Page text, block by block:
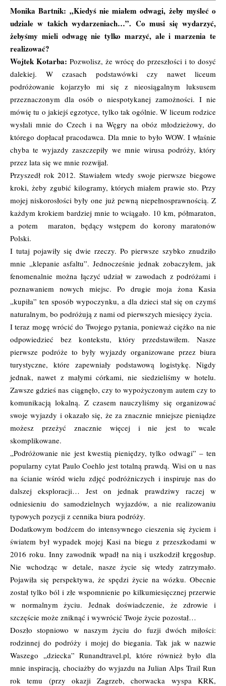
Monika Bartnik: „Kiedyś nie miałem odwagi, żeby myśleć o
udziale w takich wydarzeniach…”. Co musi się wydarzyć,
żebyśmy mieli odwagę nie tylko marzyć, ale i marzenia te
realizować?
Wojtek Kotarba: Pozwolisz, że wrócę do przeszłości i to dosyć
dalekiej. W czasach podstawówki czy nawet liceum
podróżowanie kojarzyło mi się z nieosiągalnym luksusem
przeznaczonym dla osób o niespotykanej zamożności. I nie
mówię tu o jakiejś egzotyce, tylko tak ogólnie. W liceum rodzice
wysłali mnie do Czech i na Węgry na obóz młodzieżowy, do
którego dopłacał pracodawca. Dla mnie to było WOW. I właśnie
chyba te wyjazdy zaszczepiły we mnie wirusa podróży, który
przez lata się we mnie rozwijał.
Przyszedł rok 2012. Stawiałem wtedy swoje pierwsze biegowe
kroki, żeby zgubić kilogramy, których miałem prawie sto. Przy
mojej niskorosłości były one już pewną niepełnosprawnością. Z
każdym krokiem bardziej mnie to wciągało. 10 km, półmaraton,
a potem maraton, będący wstępem do korony maratonów
Polski.
I tutaj pojawiły się dwie rzeczy. Po pierwsze szybko znudziło
mnie „klepanie asfaltu”. Jednocześnie jednak zobaczyłem, jak
fenomenalnie można łączyć udział w zawodach z podróżami i
poznawaniem nowych miejsc. Po drugie moja żona Kasia
„kupiła” ten sposób wypoczynku, a dla dzieci stał się on czymś
naturalnym, bo podróżują z nami od pierwszych miesięcy życia.
I teraz mogę wrócić do Twojego pytania, ponieważ ciężko na nie
odpowiedzieć bez kontekstu, który przedstawiłem. Nasze
pierwsze podróże to były wyjazdy organizowane przez biura
turystyczne, które zapewniały podstawową logistykę. Nigdy
jednak, nawet z małymi córkami, nie siedzieliśmy w hotelu.
Zawsze gdzieś nas ciągnęło, czy to wypożyczonym autem czy to
komunikacją lokalną. Z czasem nauczyliśmy się organizować
swoje wyjazdy i okazało się, że za znacznie mniejsze pieniądze
możesz przeżyć znacznie więcej i nie jest to wcale
skomplikowane.
„Podróżowanie nie jest kwestią pieniędzy, tylko odwagi” – ten
popularny cytat Paulo Coehlo jest totalną prawdą. Wisi on u nas
na ścianie wśród wielu zdjęć podróżniczych i inspiruje nas do
dalszej eksploracji… Jest on jednak prawdziwy raczej w
odniesieniu do samodzielnych wyjazdów, a nie realizowaniu
typowych pozycji z cennika biura podróży.
Dodatkowym bodźcem do intensywnego cieszenia się życiem i
światem był wypadek mojej Kasi na biegu z przeszkodami w
2016 roku. Inny zawodnik wpadł na nią i uszkodził kręgosłup.
Nie wchodząc w detale, nasze życie się wtedy zatrzymało.
Pojawiła się perspektywa, że spędzi życie na wózku. Obecnie
został tylko ból i złe wspomnienie po kilkumiesięcznej przerwie
w normalnym życiu. Jednak doświadczenie, że zdrowie i
szczęście może zniknąć i wywrócić Twoje życie pozostał…
Doszło stopniowo w naszym życiu do fuzji dwóch miłości:
rodzinnej do podróży i mojej do biegania. Tak jak w nazwie
Waszego „dziecka” Runandtravel.pl, które również było dla
mnie inspiracją, chociażby do wyjazdu na Julian Alps Trail Run
rok temu (przy okazji Zagrzeb, chorwacka wyspa KRK,